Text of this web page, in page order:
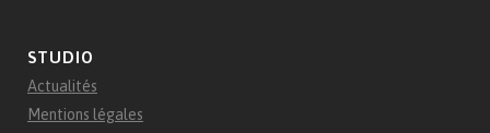
STUDIO
Actualités
Mentions légales